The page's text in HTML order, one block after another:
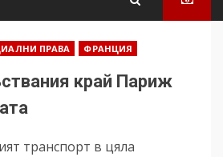
ПРАВА ФРАНЦИЯ
край Париж
транспорт в цяла